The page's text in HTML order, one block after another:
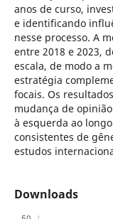
anos de curso,
e identificando
nesse processo. A
entre 2018 e 2023,
escala, de modo a
estratégia
focais. Os
mudança de
à esquerda ao
consistentes de
estudos
Downloads